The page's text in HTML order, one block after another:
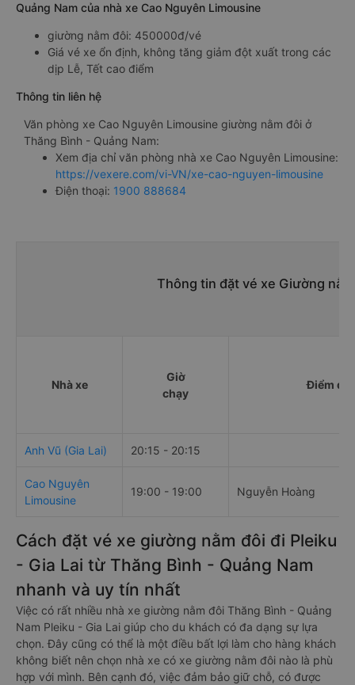
Quảng Nam của nhà xe Cao Nguyên Limousine
giường nằm đôi: 450000đ/vé
Giá vé xe ổn định, không tăng giảm đột xuất trong các
dịp Lễ, Tết cao điểm
Thông tin liên hệ
Văn phòng xe Cao Nguyên Limousine giường nằm đôi ở
Thăng Bình - Quảng Nam:
Xem địa chỉ văn phòng nhà xe Cao Nguyên Limousine:
https://vexere.com/vi-VN/xe-cao-nguyen-limousine
Điện thoại: 1900 888684
Thông tin đặt vé xe Giường
Nhà xe
Giờ
chạy
Điểm đi
Anh Vũ (Gia Lai) 20:15 - 20:15
Cao Nguyên
Limousine
19:00 - 19:00 Nguyễn Hoàng
Cách đặt vé xe giường nằm đôi đi Pleiku
- Gia Lai từ Thăng Bình - Quảng Nam
nhanh và uy tín nhất
Việc có rất nhiều nhà xe giường nằm đôi Thăng Bình - Quảng
Nam Pleiku - Gia Lai giúp cho du khách có đa dạng sự lựa
chọn. Đây cũng có thể là một điều bất lợi làm cho hàng khách
không biết nên chọn nhà xe có xe giường nằm đôi nào là phù
hợp với mình. Bên cạnh đó, việc đảm bảo giữ chỗ, có được